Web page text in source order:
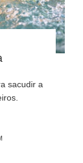
sacudir a